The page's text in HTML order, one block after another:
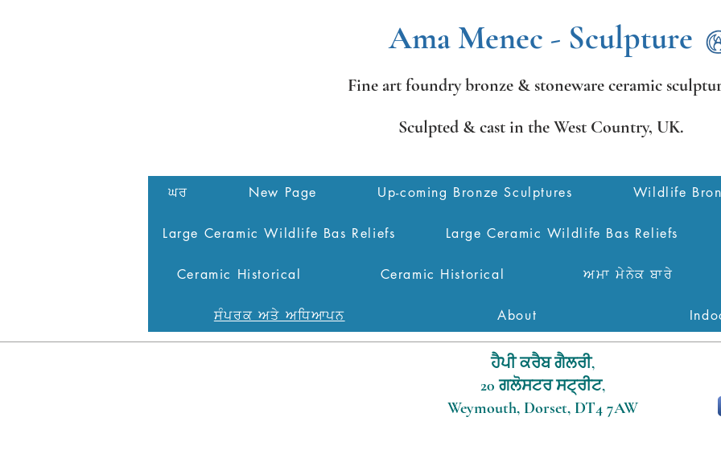
Ama Menec - Sculpture
Fine art foundry bronze & stoneware ceramic
Sculpted & cast in the West Country, UK.
ਘਰ New Page Up-coming Bronze Sculptures Wildlife
Large Ceramic Wildlife Bas Reliefs Large Ceramic Wildlife Bas Reliefs
Ceramic Historical Ceramic Historical ਅਮਾ ਮੇਨੇਕ ਬਾਰੇ
ਸੰਪਰਕ ਅਤੇ ਅਧਿਆਪਨ About
ਹੈਪੀ ਕਰੈਬ ਗੈਲਰੀ,
20 ਗਲੋਸਟਰ ਸਟ੍ਰੀਟ,
Weymouth, Dorset, DT4 7AW